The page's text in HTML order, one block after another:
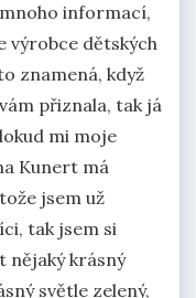
informací,
výrobce dětských
znamená, když
přiznala, tak já
mi moje
Kunert má
jsem už
tak jsem si
nějaký krásný
světle zelený,